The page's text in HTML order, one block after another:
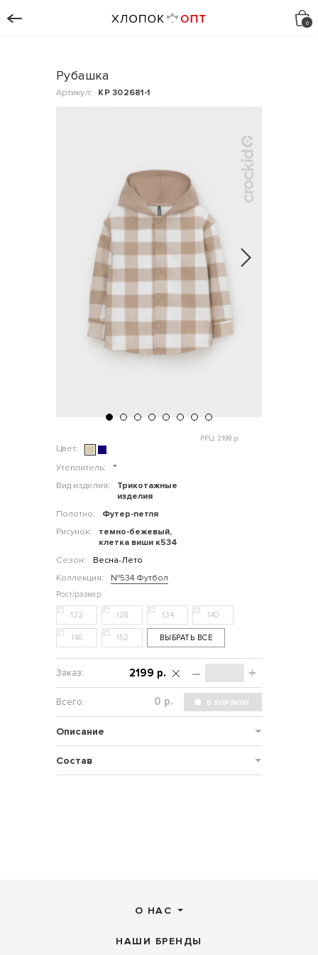
Рубашка
Артикул: КР 302681-1
Цвет:
Утеплитель:
"
Вид изделия:
Трикотажные
изделия
Полотно:
Футер-петля
Рисунок:
темно-бежевый,
клетка виши к534
Сезон:
Весна-Лето
Коллекция:
№534 Футбол
РРЦ: 2199 р.
122 128 134 140
146 152 ВЫБРАТЬ ВСЕ
– +
2199 р.
р.
Описание
Состав
О НАС
НАШИ БРЕНДЫ